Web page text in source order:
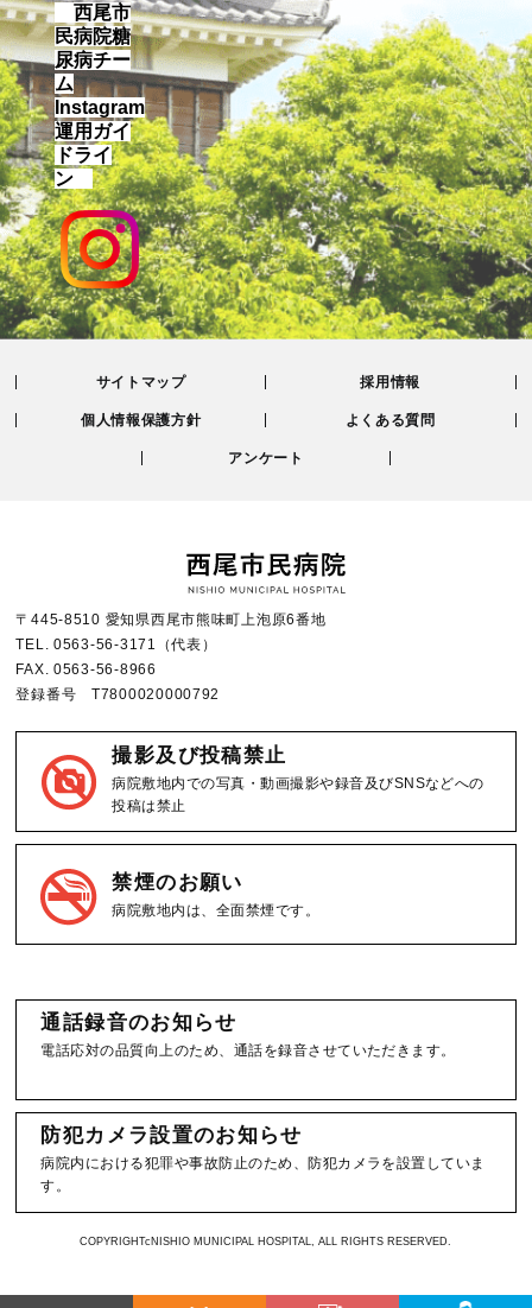
西尾市
民病院糖
尿病チー
ム
Instagram
運用ガイ
ドライ
ン
サイトマップ 採用情報
個人情報保護方針 よくある質問
アンケート
〒445-8510 愛知県西尾市熊味町上泡原6番地
TEL.0563-56-3171
（代表）
FAX.0563-56-8966
登録番号 T7800020000792
撮影及び投稿禁止
病院敷地内での写真・動画撮影や録音及びSNSなどへの
投稿は禁止
禁煙のお願い
病院敷地内は、全面禁煙です。
通話録音のお知らせ
電話応対の品質向上のため、通話を録音させていただきます。
防犯カメラ設置のお知らせ
病院内における犯罪や事故防止のため、防犯カメラを設置していま
す。
COPYRIGHTcNISHIO MUNICIPAL HOSPITAL, ALL RIGHTS RESERVED.